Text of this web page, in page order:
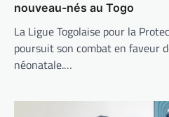
nouveau-nés au Togo
La Ligue Togolaise pour la
poursuit son combat en faveur
néonatale.…